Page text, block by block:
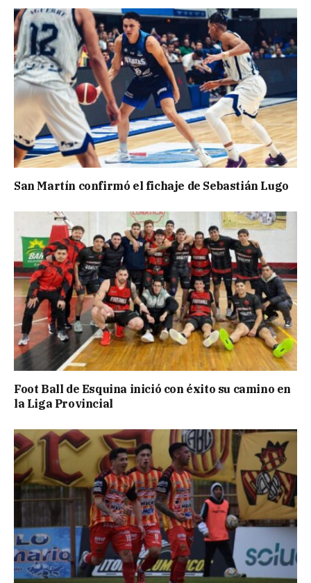
San Martín confirmó el fichaje de Sebastián Lugo
Foot Ball de Esquina inició con éxito su camino en
la Liga Provincial